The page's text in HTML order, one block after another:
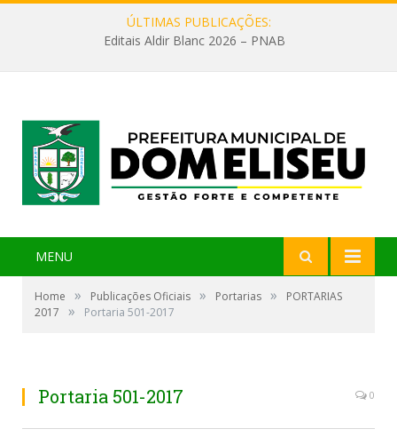
ÚLTIMAS PUBLICAÇÕES:
Editais Aldir Blanc 2026 – PNAB
MENU
Home » Publicações Oficiais » Portarias »
PORTARIAS
2017
» Portaria 501-2017
Portaria 501-2017 0